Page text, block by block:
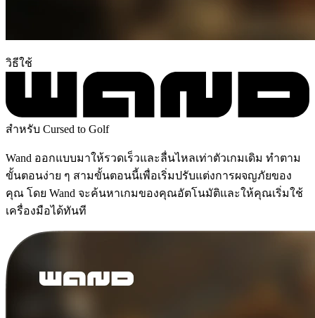
วิธีใช้
สำหรับ Cursed to Golf
Wand ออกแบบมาให้รวดเร็วและลื่นไหลเท่าตัวเกมเดิม ทำตาม
ขั้นตอนง่าย ๆ สามขั้นตอนนี้เพื่อเริ่มปรับแต่งการผจญภัยของ
คุณ โดย Wand จะค้นหาเกมของคุณอัตโนมัติและให้คุณเริ่มใช้
เครื่องมือได้ทันที